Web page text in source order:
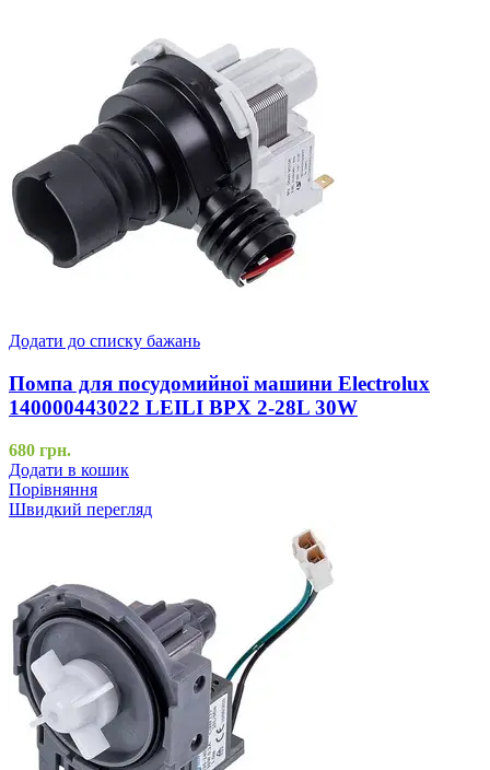
Додати до списку бажань
Помпа для посудомийної машини Electrolux
140000443022 LEILI BPX 2-28L 30W
680 грн.
Додати в кошик
Порівняння
Швидкий перегляд